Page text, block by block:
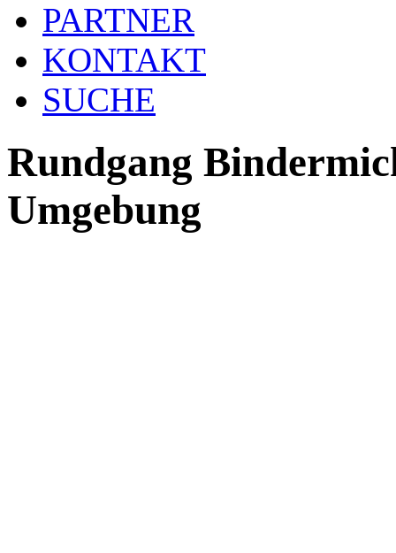
PARTNER
KONTAKT
SUCHE
Rundgang
Umgebung